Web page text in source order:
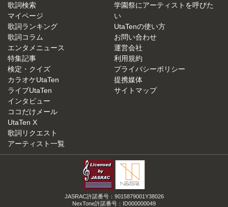
歌詞検索
マイページ
歌詞ランキング
歌詞コラム
エンタメニュース
特集記事
検定・クイズ
カラオケUtaTen
ライブUtaTen
インタビュー
ココだけメール
UtaTen X
歌詞リクエスト
アーティスト一覧
学園祭にアーティストを呼びた
い
UtaTenの使い方
お問い合わせ
運営会社
利用規約
プライバシーポリシー
提携媒体
サイトマップ
JASRAC許諾番号：9015879001Y38026
NexTone許諾番号：ID000000049